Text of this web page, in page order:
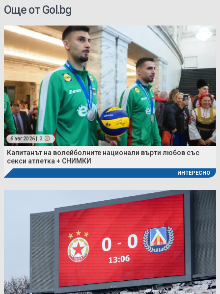
Още от Gol.bg
6 авг 2026 | 3
Капитанът на волейболните национали върти любов със
секси атлетка + СНИМКИ
ИНТЕРЕСНО